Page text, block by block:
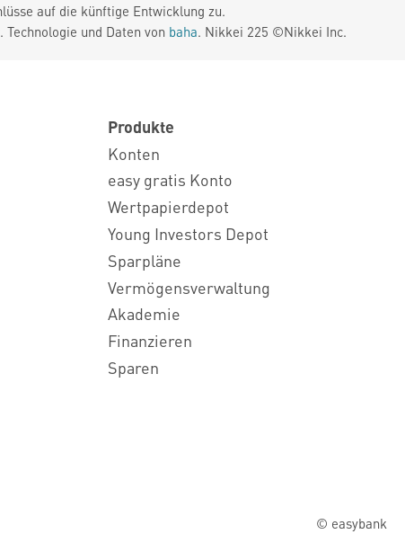
auf die künftige Entwicklung zu.
und Daten von baha. Nikkei 225 ©Nikkei Inc.
Produkte
Konten
easy gratis Konto
Wertpapierdepot
Young Investors Depot
Sparpläne
Vermögensverwaltung
Akademie
Finanzieren
Sparen
© easybank